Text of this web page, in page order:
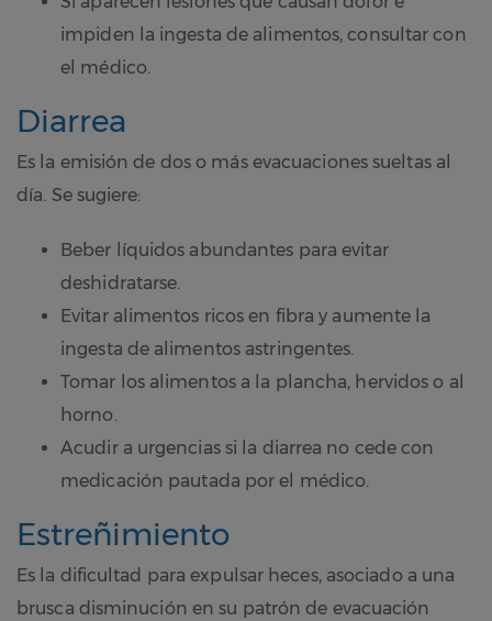
impiden la ingesta de alimentos, consultar con
el médico.
Diarrea
Es la emisión de dos o más evacuaciones sueltas al
día. Se sugiere:
Beber líquidos abundantes para evitar
deshidratarse.
Evitar alimentos ricos en fibra y aumente la
ingesta de alimentos astringentes.
Tomar los alimentos a la plancha, hervidos o al
horno.
Acudir a urgencias si la diarrea no cede con
medicación pautada por el médico.
Estreñimiento
Es la dificultad para expulsar heces, asociado a una
brusca disminución en su patrón de evacuación